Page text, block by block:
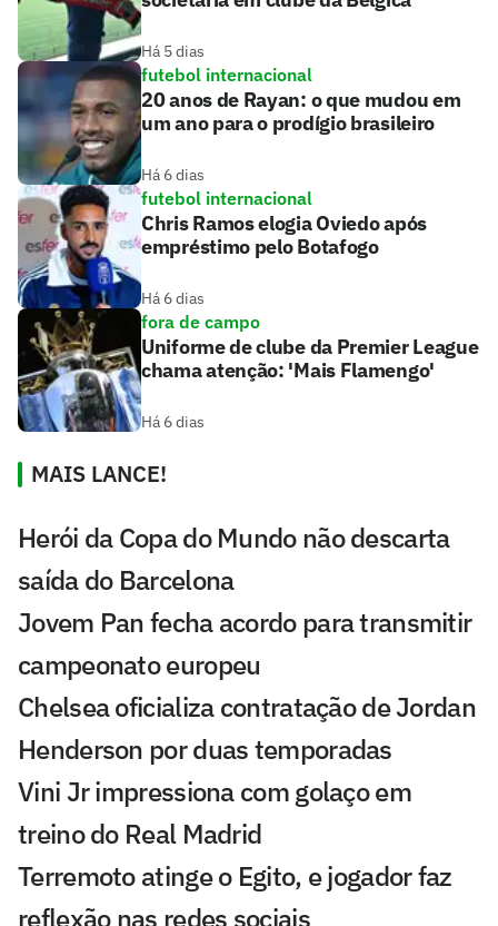
Há 5 dias
futebol internacional
20 anos de Rayan: o que mudou em
um ano para o prodígio brasileiro
Há 6 dias
futebol internacional
Chris Ramos elogia Oviedo após
empréstimo pelo Botafogo
Há 6 dias
fora de campo
Uniforme de clube da Premier League
chama atenção: 'Mais Flamengo'
Há 6 dias
MAIS LANCE!
Herói da Copa do Mundo não descarta
saída do Barcelona
Jovem Pan fecha acordo para transmitir
campeonato europeu
Chelsea oficializa contratação de Jordan
Henderson por duas temporadas
Vini Jr impressiona com golaço em
treino do Real Madrid
Terremoto atinge o Egito, e jogador faz
reflexão nas redes sociais